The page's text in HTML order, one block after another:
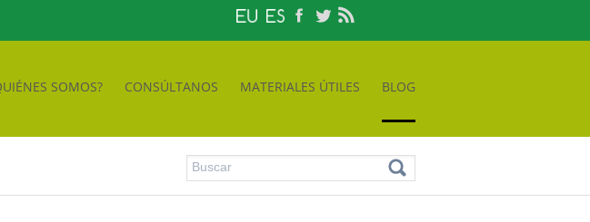
SOMOS? CONSÚLTANOS MATERIALES ÚTILES BLOG